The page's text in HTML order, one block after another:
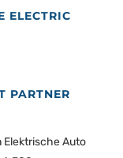
ELECTRIC
PARTNER
Elektrische Auto